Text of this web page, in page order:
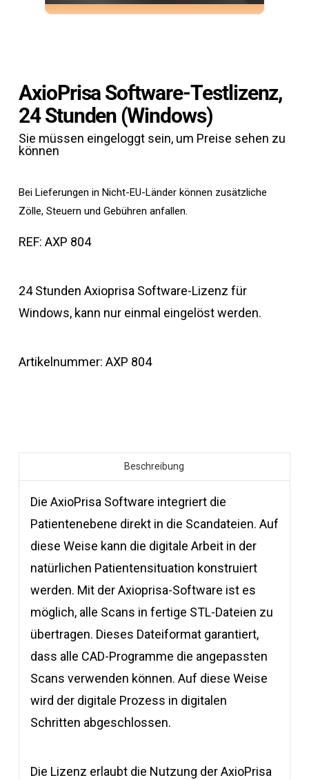
AxioPrisa Software-Testlizenz,
24 Stunden (Windows)
Sie müssen eingeloggt sein, um Preise sehen zu
können
Bei Lieferungen in Nicht-EU-Länder können zusätzliche
Zölle, Steuern und Gebühren anfallen.
REF: AXP 804
24 Stunden Axioprisa Software-Lizenz für
Windows, kann nur einmal eingelöst werden.
Artikelnummer: AXP 804
Beschreibung
Die AxioPrisa Software integriert die
Patientenebene direkt in die Scandateien. Auf
diese Weise kann die digitale Arbeit in der
natürlichen Patientensituation konstruiert
werden. Mit der Axioprisa-Software ist es
möglich, alle Scans in fertige STL-Dateien zu
übertragen. Dieses Dateiformat garantiert,
dass alle CAD-Programme die angepassten
Scans verwenden können. Auf diese Weise
wird der digitale Prozess in digitalen
Schritten abgeschlossen.
Die Lizenz erlaubt die Nutzung der AxioPrisa